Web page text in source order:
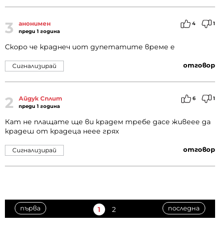
3 анонимен
преди 1 година
4 1
Скоро че краднеч иот дупетатите време е
отговор
Сигнализирай
2 Айдук Сплит
преди 1 година
6 1
Кат не плащате ще ви крадем требе дасе живеее да
крадеш от крадеца неее грях
отговор
Сигнализирай
първа 1 2 последна